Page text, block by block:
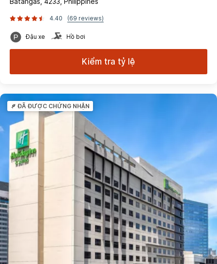
4.40 (69 reviews)
Đậu xe Hồ bơi
Kiểm tra tỷ lệ
ĐÃ ĐƯỢC CHỨNG NHẬN